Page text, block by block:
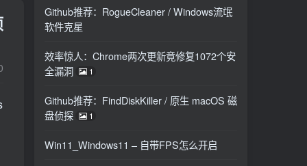
Github推荐：RogueCleaner / Windows流氓
软件克星
效率惊人：Chrome两次更新竟修复1072个安
全漏洞
1
Github推荐：FindDiskKiller / 原生 macOS 磁
盘侦探
1
Win11_Windows11 – 自带FPS怎么开启